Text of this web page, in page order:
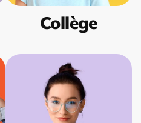
Collège